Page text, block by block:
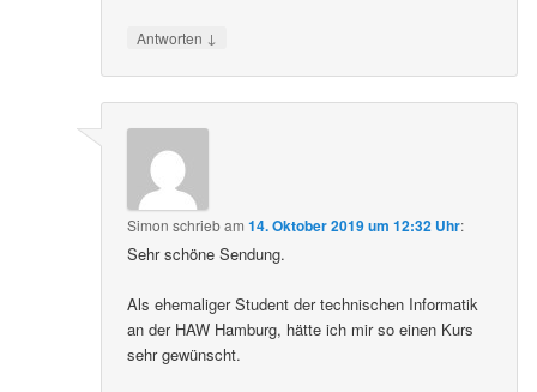
Antworten ↓
Simon schriebam14. Oktober 2019 um 12:32 Uhr:
Sehr schöne Sendung.
Als ehemaliger Student der technischen Informatik
an der HAW Hamburg, hätte ich mir so einen Kurs
sehr gewünscht.